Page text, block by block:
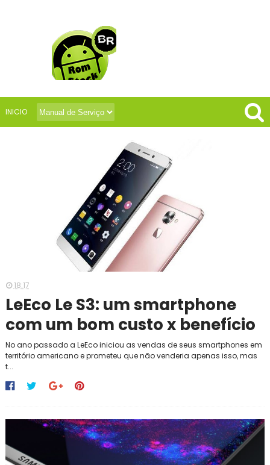
INICIO
18:17
LeEco Le S3: um smartphone
com um bom custo x benefício
No ano passado a LeEco iniciou as vendas de seus smartphones em
território americano e prometeu que não venderia apenas isso, mas
t...